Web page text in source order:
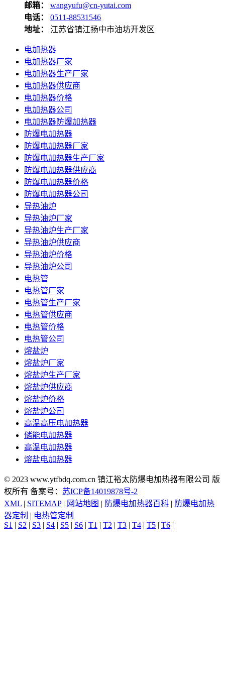
邮箱：
wangyufu@cn-yutai.com
电话：
0511-88531546
地址：
江苏省镇江扬中市油坊开发区
电加热器
电加热器厂家
电加热器生产厂家
电加热器供应商
电加热器价格
电加热器公司
电加热器防爆加热器
防爆电加热器
防爆电加热器厂家
防爆电加热器生产厂家
防爆电加热器供应商
防爆电加热器价格
防爆电加热器公司
导热油炉
导热油炉厂家
导热油炉生产厂家
导热油炉供应商
导热油炉价格
导热油炉公司
电热管
电热管厂家
电热管生产厂家
电热管供应商
电热管价格
电热管公司
熔盐炉
熔盐炉厂家
熔盐炉生产厂家
熔盐炉供应商
熔盐炉价格
熔盐炉公司
高温高压电加热器
储能电加热器
高温电加热器
熔盐电加热器
© 2023 www.ytfbdq.com.cn 镇江裕太防爆电加热器有限公司 版
权所有 备案号： 苏ICP备14019878号-2
XML | SITEMAP| 网站地图 | 防爆电加热器百科 | 防爆电加热
器定制 | 电热管定制
S1 | S2 | S3 | S4 | S5 | S6 | T1 | T2 | T3 | T4 | T5 | T6 |